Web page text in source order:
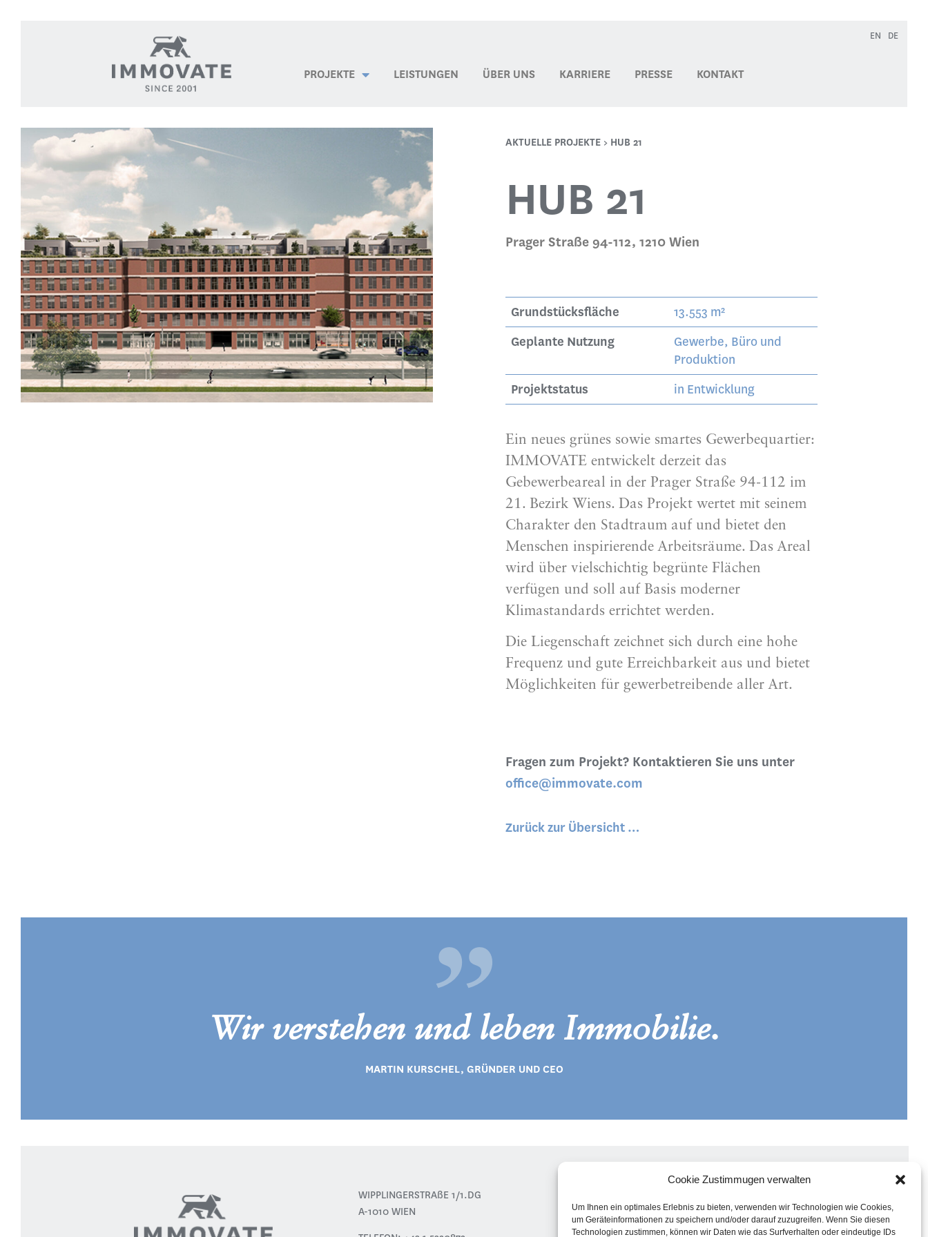
Cookie Zustimmugen verwalten
Um Ihnen ein optimales Erlebnis zu bieten, verwenden wir Technologien wie Cookies,
um Geräteinformationen zu speichern und/oder darauf zuzugreifen. Wenn Sie diesen
Technologien zustimmen, können wir Daten wie das Surfverhalten oder eindeutige IDs
EN DE
PROJEKTE LEISTUNGEN ÜBER UNS KARRIERE PRESSE KONTAKT
AKTUELLE PROJEKTE > HUB 21
HUB 21
Prager Straße 94-112, 1210 Wien
Grundstücksfläche
13.553 m²
Geplante Nutzung
Gewerbe, Büro und
Produktion
Projektstatus
in Entwicklung
Ein neues grünes sowie smartes Gewerbequartier:
IMMOVATE entwickelt derzeit das
Gebewerbeareal in der Prager Straße 94-112 im
21. Bezirk Wiens. Das Projekt wertet mit seinem
Charakter den Stadtraum auf und bietet den
Menschen inspirierende Arbeitsräume. Das Areal
wird über vielschichtig begrünte Flächen
verfügen und soll auf Basis moderner
Klimastandards errichtet werden.
Die Liegenschaft zeichnet sich durch eine hohe
Frequenz und gute Erreichbarkeit aus und bietet
Möglichkeiten für gewerbetreibende aller Art.
Fragen zum Projekt? Kontaktieren Sie uns unter
office@immovate.com
Zurück zur Übersicht …
„
Wir verstehen und leben Immobilie.
MARTIN KURSCHEL, GRÜNDER UND CEO
WIPPLINGERSTRAßE 1/1.DG
A-1010 WIEN
LEISTUNGEN
ÜBER UNS